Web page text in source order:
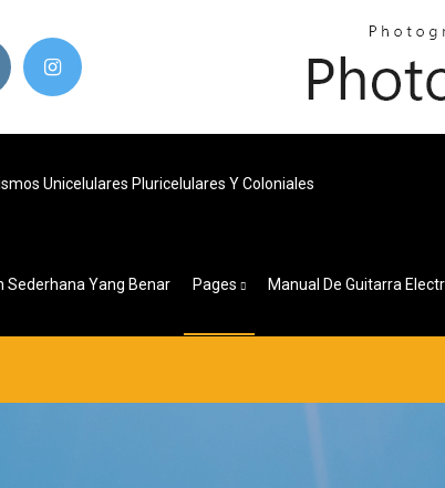
Unicelulares Pluricelulares Y Coloniales
Sederhana Yang Benar Pages Manual De Guitarra